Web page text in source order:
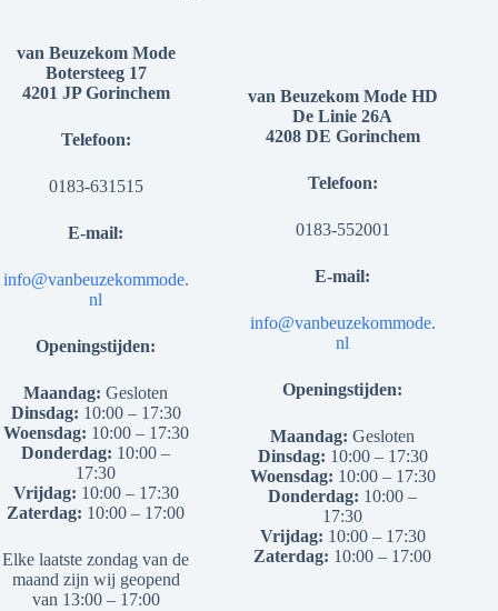
van Beuzekom Mode
Botersteeg 17
4201 JP Gorinchem
Telefoon:
0183-631515
E-mail:
info@vanbeuzekommode.
nl
Openingstijden:
Maandag: Gesloten
Dinsdag: 10:00 – 17:30
Woensdag: 10:00 – 17:30
Donderdag: 10:00 –
17:30
Vrijdag: 10:00 – 17:30
Zaterdag: 10:00 – 17:00
Elke laatste zondag van de
maand zijn wij geopend
van 13:00 – 17:00
van Beuzekom Mode HD
De Linie 26A
4208 DE Gorinchem
Telefoon:
0183-552001
E-mail:
info@vanbeuzekommode.
nl
Openingstijden:
Maandag: Gesloten
Dinsdag: 10:00 – 17:30
Woensdag: 10:00 – 17:30
Donderdag: 10:00 –
17:30
Vrijdag: 10:00 – 17:30
Zaterdag: 10:00 – 17:00